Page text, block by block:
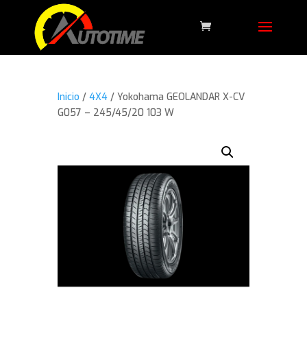
Inicio /4X4 / Yokohama GEOLANDAR X-CV
G057 – 245/45/20 103 W